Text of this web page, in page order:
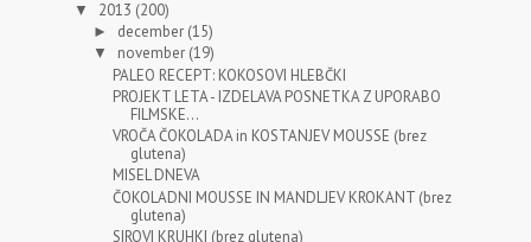
▼ 2013 (200)
► december (15)
▼ november (19)
PALEO RECEPT: KOKOSOVI HLEBČKI
PROJEKT LETA - IZDELAVA POSNETKA Z UPORABO
FILMSKE...
VROČA ČOKOLADA in KOSTANJEV MOUSSE (brez
glutena)
MISEL DNEVA
ČOKOLADNI MOUSSE IN MANDLJEV KROKANT (brez
glutena)
SIROVI KRUHKI (brez glutena)